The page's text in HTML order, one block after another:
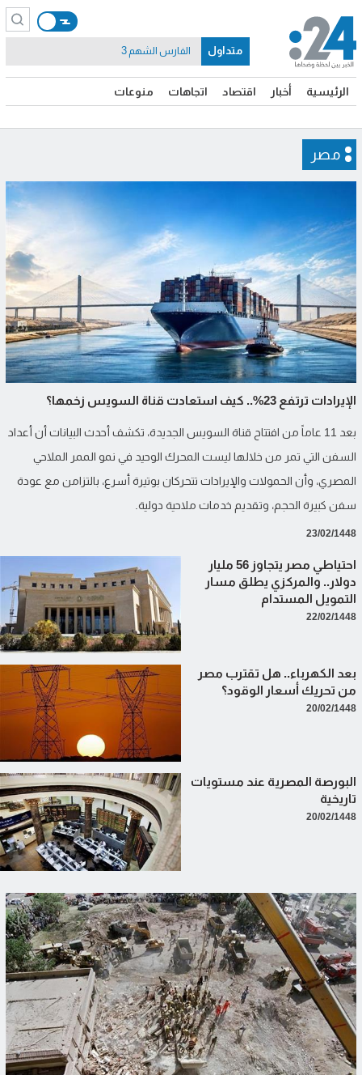
الرئيسية أخبار اقتصاد اتجاهات منوعات
متداول الفارس الشهم 3
مصر
الإيرادات ترتفع 23%.. كيف استعادت قناة السويس زخمها؟
بعد 11 عاماً من افتتاح قناة السويس الجديدة، تكشف أحدث البيانات أن أعداد
السفن التي تمر من خلالها ليست المحرك الوحيد في نمو الممر الملاحي
المصري، وأن الحمولات والإيرادات تتحركان بوتيرة أسرع، بالتزامن مع عودة
سفن كبيرة الحجم، وتقديم خدمات ملاحية دولية.
23/02/1448
احتياطي مصر يتجاوز 56 مليار
دولار.. والمركزي يطلق مسار
التمويل المستدام
22/02/1448
بعد الكهرباء.. هل تقترب مصر
من تحريك أسعار الوقود؟
20/02/1448
البورصة المصرية عند مستويات
تاريخية
20/02/1448